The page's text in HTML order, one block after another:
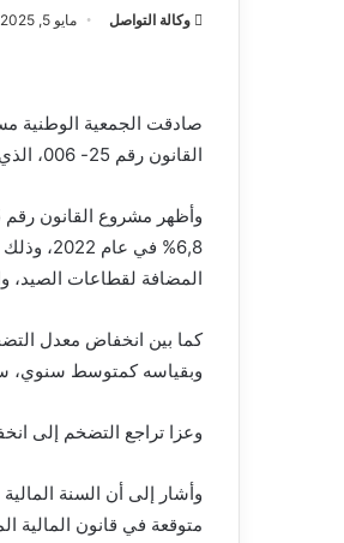
وكالة التواصل مايو 5, 2025
صادقت الجمعية الوطنية
القانون رقم 25- 006، الذي يتضمن التسوية النهائية لميزانية 2023.
6,8%
المضافة لقطاعات الصيد،
وبقياسه كمتوسط سنوي، سجل التضخم معدل 5% في عام
وعزا تراجع التضخم إلى
متوقعة في قانون المالية